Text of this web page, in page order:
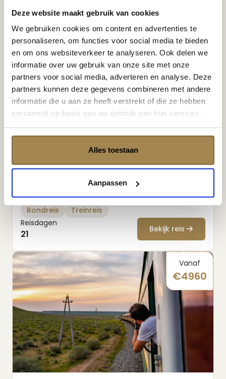
Deze website maakt gebruik van cookies
We gebruiken cookies om content en advertenties te
personaliseren, om functies voor social media te bieden
en om ons websiteverkeer te analyseren. Ook delen we
informatie over uw gebruik van onze site met onze
partners voor social media, adverteren en analyse. Deze
partners kunnen deze gegevens combineren met andere
informatie die u aan ze heeft verstrekt of die ze hebben
verzameld op basis van uw gebruik van hun services.
Alles toestaan
Aanpassen
Route
Treinreis Zijderoute met Kirgizië
Op avontuur met de Zijderoute : van de
Turkmeense woestijn tot Oezbeekse bazaars
Rondreis
Treinreis
Reisdagen
21 Bekijk reis
Vanaf
€4960